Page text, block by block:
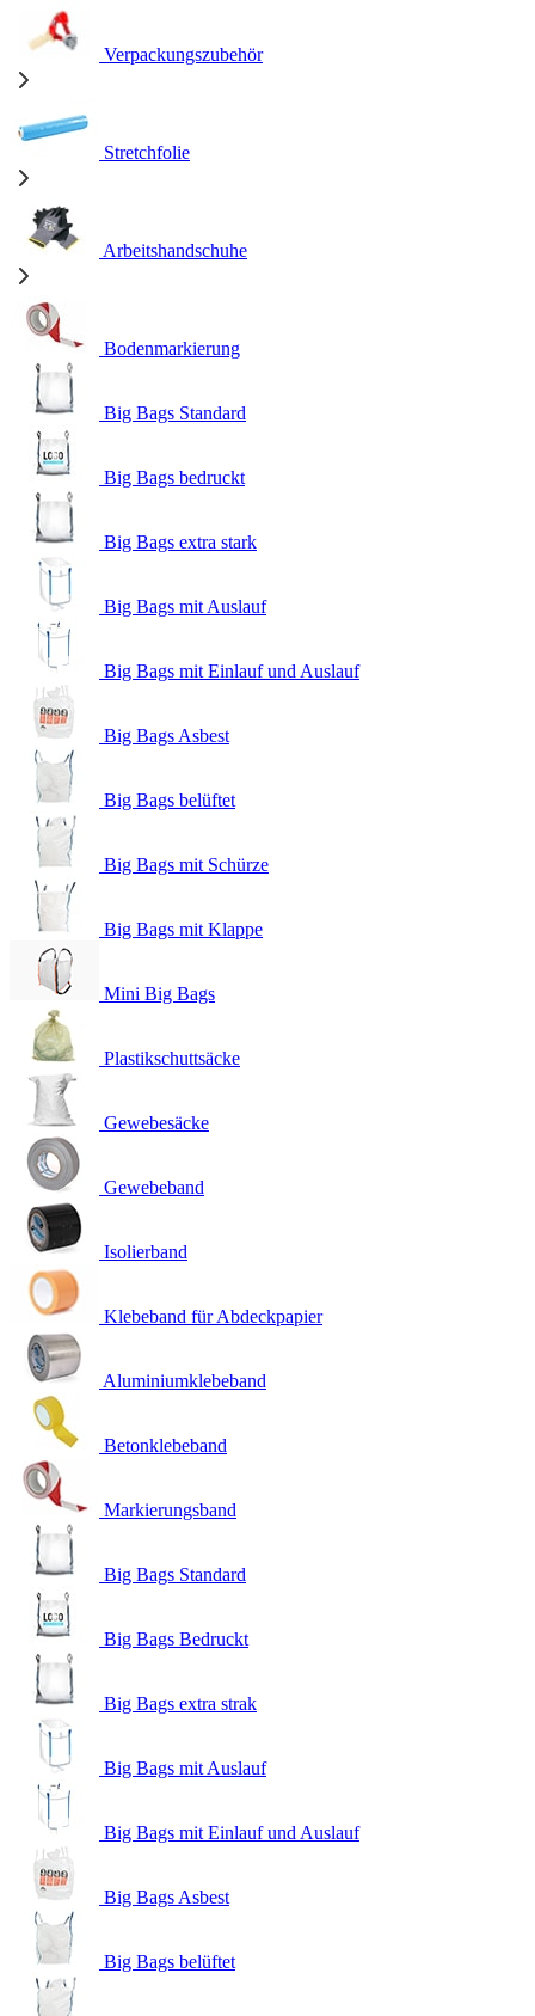
Verpackungszubehör
Stretchfolie
Arbeitshandschuhe
Bodenmarkierung
Big Bags Standard
Big Bags bedruckt
Big Bags extra stark
Big Bags mit Auslauf
Big Bags mit Einlauf und Auslauf
Big Bags Asbest
Big Bags belüftet
Big Bags mit Schürze
Big Bags mit Klappe
Mini Big Bags
Plastikschuttsäcke
Gewebesäcke
Gewebeband
Isolierband
Klebeband für Abdeckpapier
Aluminiumklebeband
Betonklebeband
Markierungsband
Big Bags Standard
Big Bags Bedruckt
Big Bags extra strak
Big Bags mit Auslauf
Big Bags mit Einlauf und Auslauf
Big Bags Asbest
Big Bags belüftet